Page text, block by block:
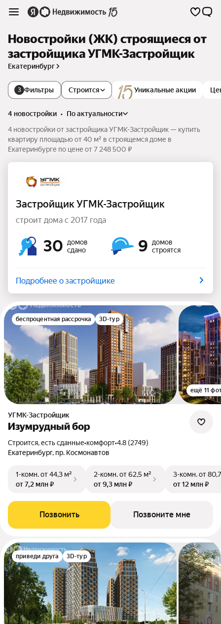
Новостройки (ЖК) строящиеся от
застройщика УГМК-Застройщик
Екатеринбург
3 Фильтры Уникальные акции
Строится
4 новостройки •
по актуальности
4 новостройки от застройщика УГМК-Застройщик — купить
квартиру площадью от 40 м² в строящемся доме в
Екатеринбурге по цене от 7 248 500 ₽
Застройщик УГМК-Застройщик
строит дома с 2017 года
30
домов
сдано
9
домов
строятся
Подробнее о застройщике
беспроцентная рассрочка 3D-тур
ещё 11
УГМК-Застройщик
Изумрудный бор
Строится, есть сданные•комфорт•4.8 (2749)
Екатеринбург, пр. Космонавтов
1-комн.от 44,3 м²
от 7,2 млн ₽
2-комн.от 62,5 м²
от 9,3 млн ₽
3-комн.от
от 12 млн ₽
Позвонить Позвоните мне
приведи друга 3D-тур